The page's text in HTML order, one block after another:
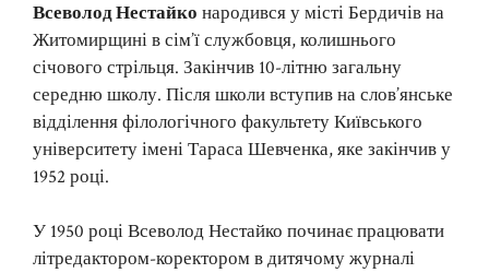
Всеволод Нестайко народився у місті Бердичів на
Житомирщині в сім’ї службовця, колишнього
січового стрільця. Закінчив 10-літню загальну
середню школу. Після школи вступив на слов’янське
відділення філологічного факультету Київського
університету імені Тараса Шевченка, яке закінчив у
1952 році.
У 1950 році Всеволод Нестайко починає працювати
літредактором-коректором в дитячому журналі